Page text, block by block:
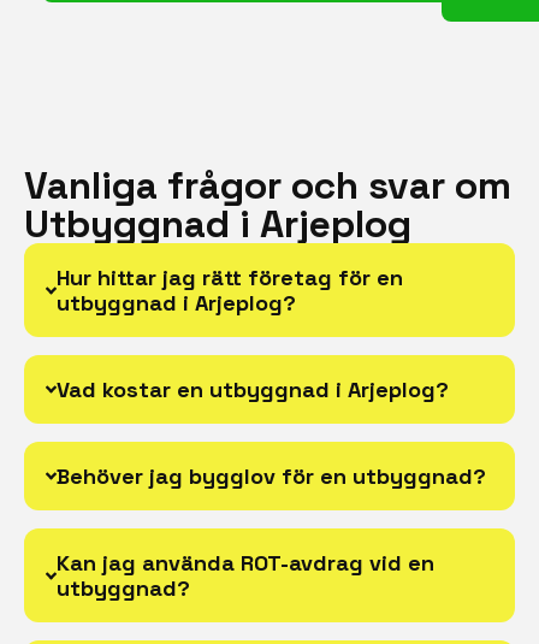
Vanliga frågor och svar om
Utbyggnad i Arjeplog
Hur hittar jag rätt företag för en
utbyggnad i Arjeplog?
Vad kostar en utbyggnad i Arjeplog?
Behöver jag bygglov för en utbyggnad?
Kan jag använda ROT-avdrag vid en
utbyggnad?